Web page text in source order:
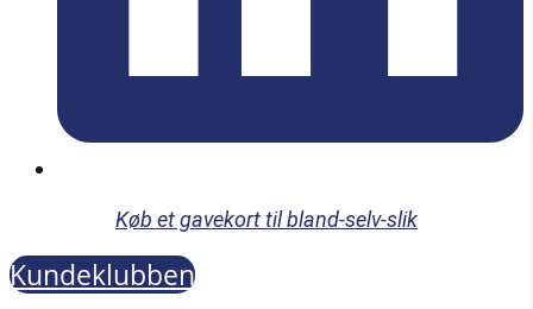
Køb et gavekort til bland-selv-slik
Kundeklubben